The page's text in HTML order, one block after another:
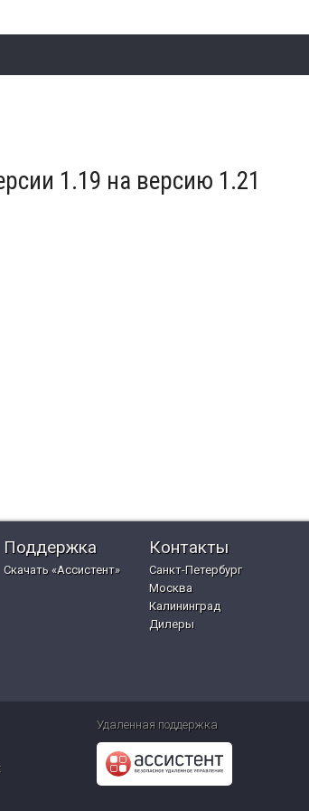
1.19 на версию 1.21
Поддержка
Скачать «Ассистент»
Контакты
Санкт-Петербург
Москва
Калининград
Дилеры
Удаленная поддержка